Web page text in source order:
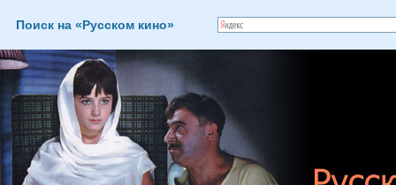
Поиск на «Русском кино»